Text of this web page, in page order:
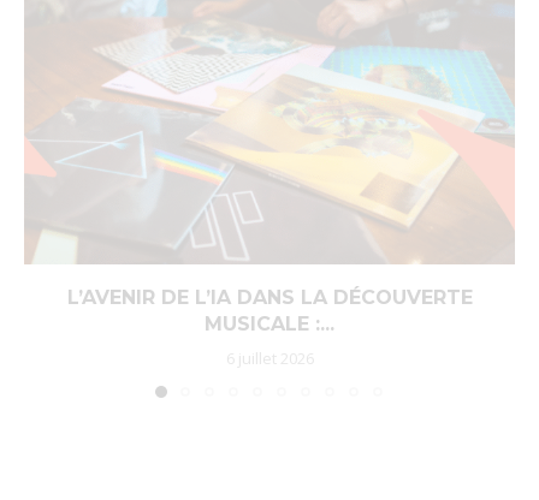
L’AVENIR DE L’IA DANS LA DÉCOUVERTE
MUSICALE :...
6 juillet 2026